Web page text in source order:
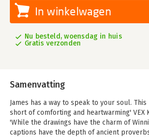
In winkelwagen
Nu besteld, woensdag in huis
Gratis verzonden
Samenvatting
James has a way to speak to your soul.
short of comforting and heartwarming' VEX
'While the drawings have the charm of
captions have the depth of ancient proverbs'